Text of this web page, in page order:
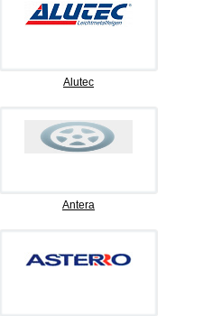
Alutec
Antera